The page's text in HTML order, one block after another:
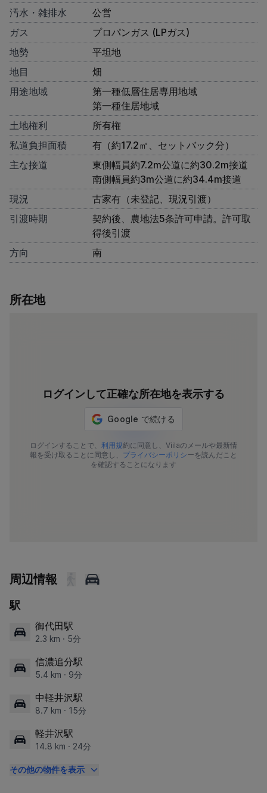
汚水・雑排水
公営
ガス
プロパンガス (LPガス)
地勢
平坦地
地目
畑
用途地域
第一種低層住居専用地域
第一種住居地域
土地権利
所有権
私道負担面積
有（約17.2㎡、セットバック分）
主な接道
東側幅員約7.2m公道に約30.2m接道
南側幅員約3m公道に約34.4m接道
現況
古家有（未登記、現況引渡）
引渡時期
契約後、農地法5条許可申請。許可取
得後引渡
方向
南
所在地
1173-62
1173-1645
1173-818
ログインして正確な所在地を表示する
ログインすることで、 利用規約に同意し、Viilaのメールや最新情
報を受け取ることに同意し、 プライバシーポリシーを読んだこと
を確認することになります
周辺情報
駅
御代田駅
2.3 km · 5分
信濃追分駅
5.4 km · 9分
中軽井沢駅
8.7 km · 15分
軽井沢駅
14.8 km · 24分
その他の物件を表示